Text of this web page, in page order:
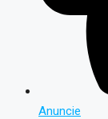
Anuncie